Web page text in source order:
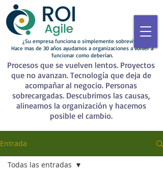
¿Su empresa funciona o simplemente sobrevive?
Hace mas de 30 años ayudamos a organizaciones a volver a
funcionar como deberían.
Procesos que se vuelven lentos. Proyectos
que no avanzan. Tecnología que deja de
acompañar al negocio. Personas
sobrecargadas. Descubrimos las causas,
alineamos la organización y hacemos
posible el cambio.
Entrada
Todas las entradas